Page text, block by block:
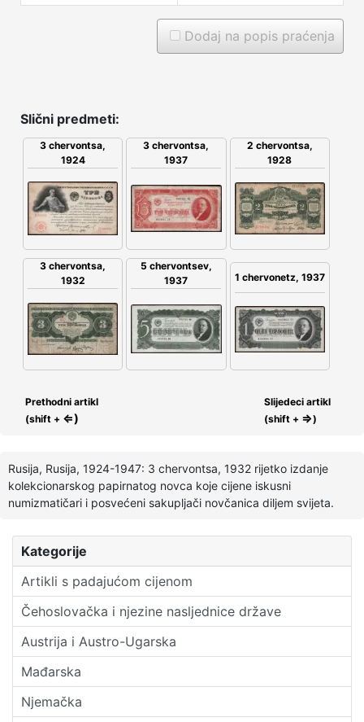
Kategorije
Artikli s padajućom cijenom
Čehoslovačka i njezine nasljednice države
Austrija i Austro-Ugarska
Mađarska
Njemačka
Dodaj na popis praćenja
Slični predmeti:
3 chervontsa,
1924
3 chervontsa,
1937
2 chervontsa,
1928
3 chervontsa,
1932
5 chervontsev,
1937
1 chervonetz, 1937
Prethodni artikl
(shift + ⇐)
Slijedeci artikl
(shift + ⇒)
Rusija, Rusija, 1924-1947: 3 chervontsa, 1932 rijetko izdanje
kolekcionarskog papirnatog novca koje cijene iskusni
numizmatičari i posvećeni sakupljači novčanica diljem svijeta.